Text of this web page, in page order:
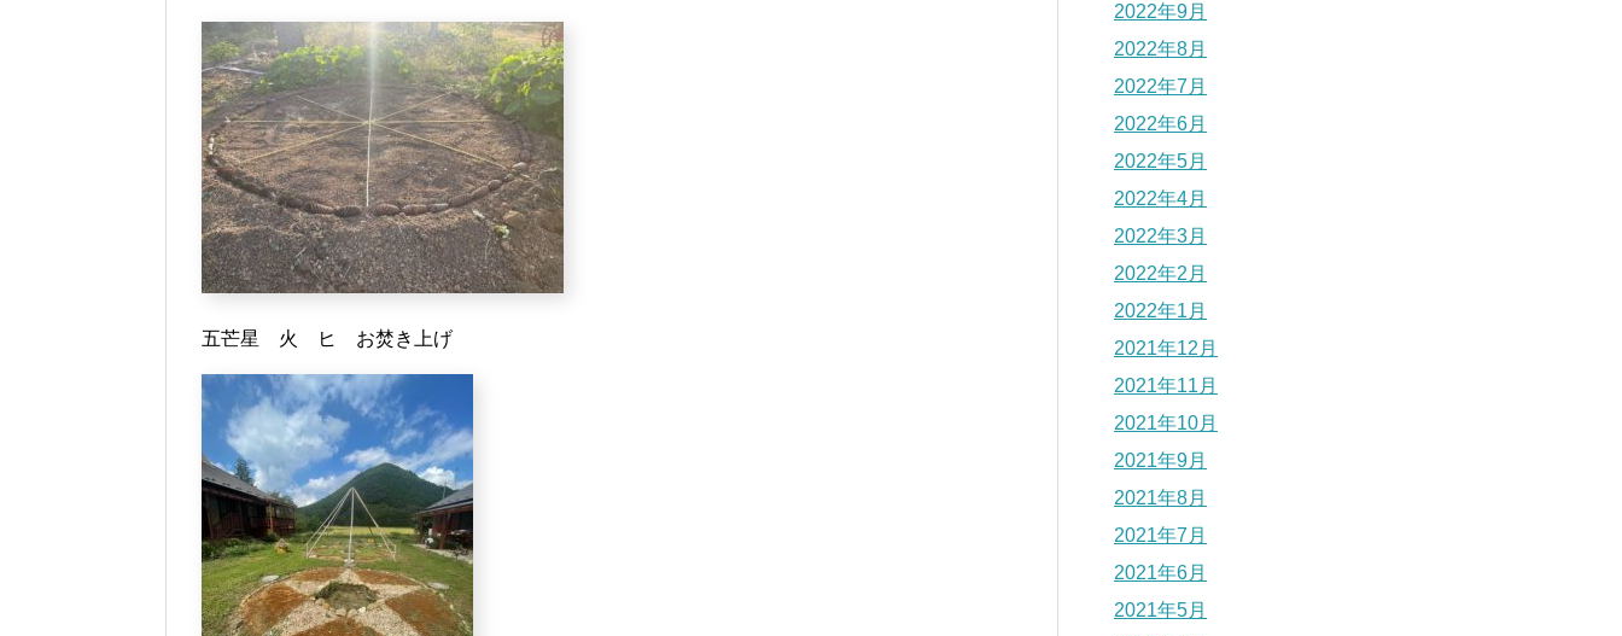
五芒星 火 ヒ お焚き上げ
2022年9月
2022年8月
2022年7月
2022年6月
2022年5月
2022年4月
2022年3月
2022年2月
2022年1月
2021年12月
2021年11月
2021年10月
2021年9月
2021年8月
2021年7月
2021年6月
2021年5月